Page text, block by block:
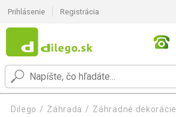
Prihlásenie Registrácia
Dilego Záhrada
Záhradné dekorácie